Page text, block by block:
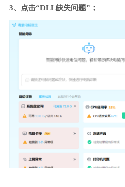
3、点击“DLL缺失问题”；